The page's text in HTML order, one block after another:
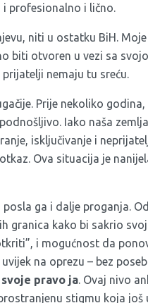
i profesionalno i lično.
niti u ostatku BiH.
biti otvoren u vezi sa
nemaju tu sreću.
Prije nekoliko
Iako naša
isključivanje i
Ova situacija je
ga i dalje proganja.
granica kako bi sakrio
i mogućnost da
uvijek na oprezu – bez
svoje pravo ja. Ovaj nivo
stigmu koja još